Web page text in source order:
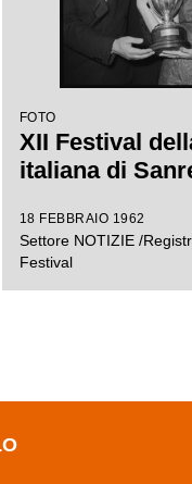
FOTO
XII Festival
italiana di
18 FEBBRAIO 1962
Settore NOTIZIE /
Festival